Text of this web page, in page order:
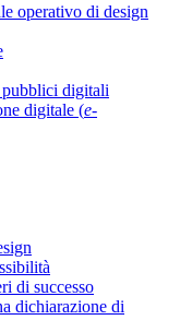
operativo di design
pubblici digitali
digitale (e-
di successo
dichiarazione di